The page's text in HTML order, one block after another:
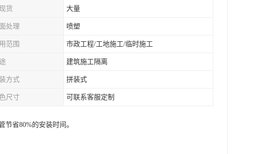
货 大量
处理 喷塑
范围 市政工程/工地施工/临时施工
建筑施工隔离
方式 拼装式
尺寸 可联系客服定制
省80%的安装时间。